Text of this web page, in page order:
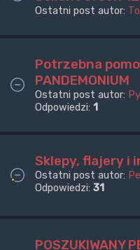
Ostatni post autor:
Potrzebna
PANDEMONIUM
Ostatni post autor:
Odpowiedzi: 1
Sklepy, flajery i
Ostatni post autor:
Odpowiedzi: 31
POSZUKIWANY